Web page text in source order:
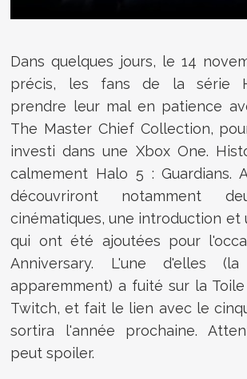
Dans quelques jours, le 14
précis, les fans de la série
prendre leur mal en patience
The Master Chief Collection,
investi dans une Xbox One.
calmement Halo 5 : Guardians.
découvriront notamment
cinématiques, une introduction et
qui ont été ajoutées pour
Anniversary. L'une d'elles
apparemment) a fuité sur la
Twitch, et fait le lien avec le
sortira l'année prochaine.
peut spoiler.